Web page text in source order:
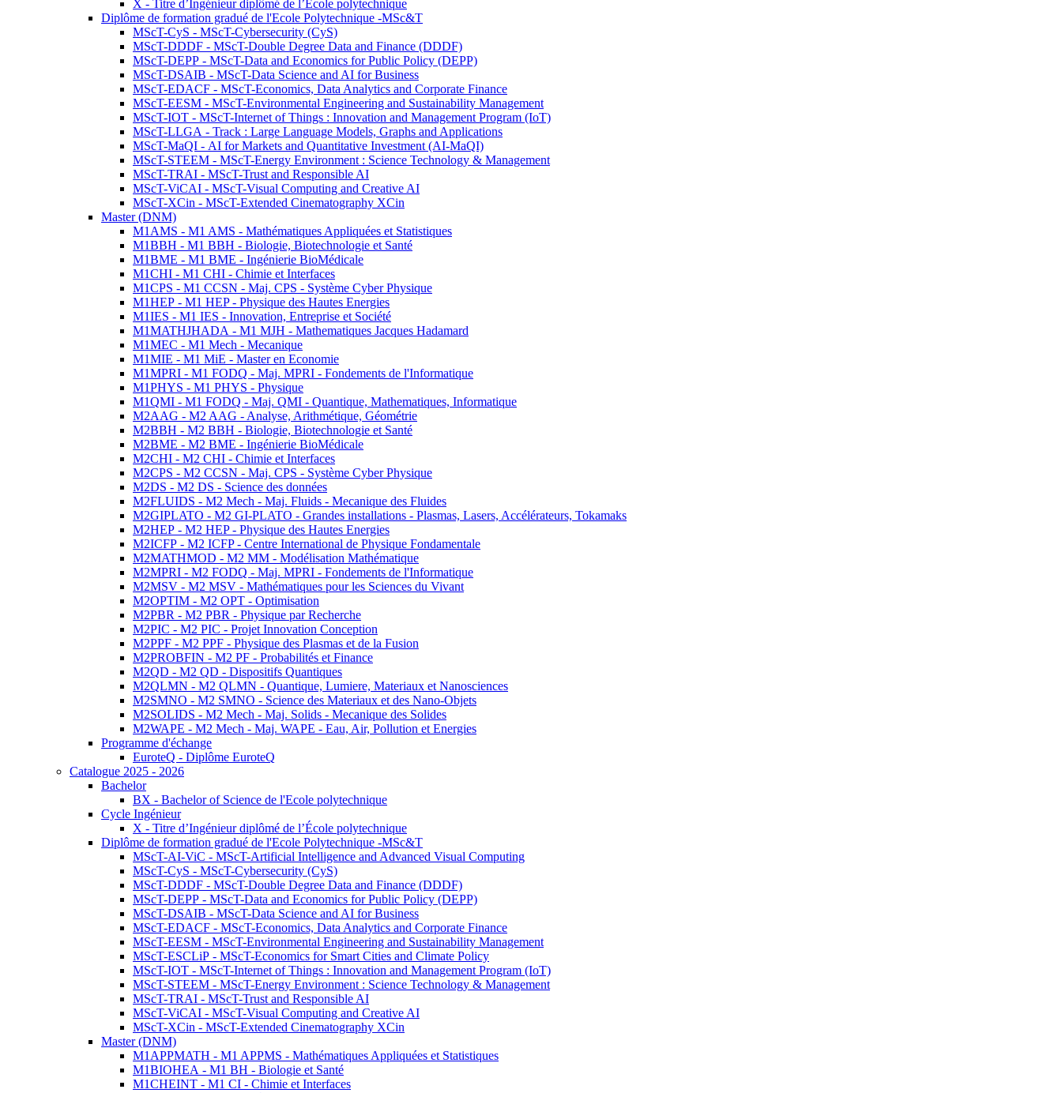
X - Titre d’Ingénieur diplômé de l’École polytechnique
Diplôme de formation gradué de l'Ecole Polytechnique -MSc&T
MScT-CyS - MScT-Cybersecurity (CyS)
MScT-DDDF - MScT-Double Degree Data and Finance (DDDF)
MScT-DEPP - MScT-Data and Economics for Public Policy (DEPP)
MScT-DSAIB - MScT-Data Science and AI for Business
MScT-EDACF - MScT-Economics, Data Analytics and Corporate Finance
MScT-EESM - MScT-Environmental Engineering and Sustainability Management
MScT-IOT - MScT-Internet of Things : Innovation and Management Program (IoT)
MScT-LLGA - Track : Large Language Models, Graphs and Applications
MScT-MaQI - AI for Markets and Quantitative Investment (AI-MaQI)
MScT-STEEM - MScT-Energy Environment : Science Technology & Management
MScT-TRAI - MScT-Trust and Responsible AI
MScT-ViCAI - MScT-Visual Computing and Creative AI
MScT-XCin - MScT-Extended Cinematography XCin
Master (DNM)
M1AMS - M1 AMS - Mathématiques Appliquées et Statistiques
M1BBH - M1 BBH - Biologie, Biotechnologie et Santé
M1BME - M1 BME - Ingénierie BioMédicale
M1CHI - M1 CHI - Chimie et Interfaces
M1CPS - M1 CCSN - Maj. CPS - Système Cyber Physique
M1HEP - M1 HEP - Physique des Hautes Energies
M1IES - M1 IES - Innovation, Entreprise et Société
M1MATHJHADA - M1 MJH - Mathematiques Jacques Hadamard
M1MEC - M1 Mech - Mecanique
M1MIE - M1 MiE - Master en Economie
M1MPRI - M1 FODQ - Maj. MPRI - Fondements de l'Informatique
M1PHYS - M1 PHYS - Physique
M1QMI - M1 FODQ - Maj. QMI - Quantique, Mathematiques, Informatique
M2AAG - M2 AAG - Analyse, Arithmétique, Géométrie
M2BBH - M2 BBH - Biologie, Biotechnologie et Santé
M2BME - M2 BME - Ingénierie BioMédicale
M2CHI - M2 CHI - Chimie et Interfaces
M2CPS - M2 CCSN - Maj. CPS - Système Cyber Physique
M2DS - M2 DS - Science des données
M2FLUIDS - M2 Mech - Maj. Fluids - Mecanique des Fluides
M2GIPLATO - M2 GI-PLATO - Grandes installations - Plasmas, Lasers, Accélérateurs, Tokamaks
M2HEP - M2 HEP - Physique des Hautes Energies
M2ICFP - M2 ICFP - Centre International de Physique Fondamentale
M2MATHMOD - M2 MM - Modélisation Mathématique
M2MPRI - M2 FODQ - Maj. MPRI - Fondements de l'Informatique
M2MSV - M2 MSV - Mathématiques pour les Sciences du Vivant
M2OPTIM - M2 OPT - Optimisation
M2PBR - M2 PBR - Physique par Recherche
M2PIC - M2 PIC - Projet Innovation Conception
M2PPF - M2 PPF - Physique des Plasmas et de la Fusion
M2PROBFIN - M2 PF - Probabilités et Finance
M2QD - M2 QD - Dispositifs Quantiques
M2QLMN - M2 QLMN - Quantique, Lumiere, Materiaux et Nanosciences
M2SMNO - M2 SMNO - Science des Materiaux et des Nano-Objets
M2SOLIDS - M2 Mech - Maj. Solids - Mecanique des Solides
M2WAPE - M2 Mech - Maj. WAPE - Eau, Air, Pollution et Energies
Programme d'échange
EuroteQ - Diplôme EuroteQ
Catalogue 2025 - 2026
Bachelor
BX - Bachelor of Science de l'Ecole polytechnique
Cycle Ingénieur
X - Titre d’Ingénieur diplômé de l’École polytechnique
Diplôme de formation gradué de l'Ecole Polytechnique -MSc&T
MScT-AI-ViC - MScT-Artificial Intelligence and Advanced Visual Computing
MScT-CyS - MScT-Cybersecurity (CyS)
MScT-DDDF - MScT-Double Degree Data and Finance (DDDF)
MScT-DEPP - MScT-Data and Economics for Public Policy (DEPP)
MScT-DSAIB - MScT-Data Science and AI for Business
MScT-EDACF - MScT-Economics, Data Analytics and Corporate Finance
MScT-EESM - MScT-Environmental Engineering and Sustainability Management
MScT-ESCLiP - MScT-Economics for Smart Cities and Climate Policy
MScT-IOT - MScT-Internet of Things : Innovation and Management Program (IoT)
MScT-STEEM - MScT-Energy Environment : Science Technology & Management
MScT-TRAI - MScT-Trust and Responsible AI
MScT-ViCAI - MScT-Visual Computing and Creative AI
MScT-XCin - MScT-Extended Cinematography XCin
Master (DNM)
M1APPMATH - M1 APPMS - Mathématiques Appliquées et Statistiques
M1BIOHEA - M1 BH - Biologie et Santé
M1CHEINT - M1 CI - Chimie et Interfaces